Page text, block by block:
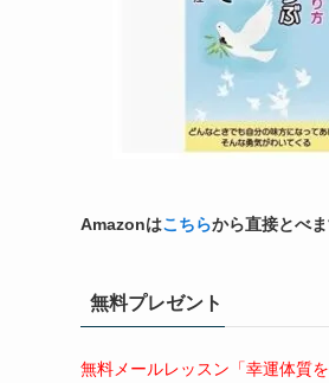
Amazonはこちらから直接とべま
無料プレゼント
無料メールレッスン「幸運体質